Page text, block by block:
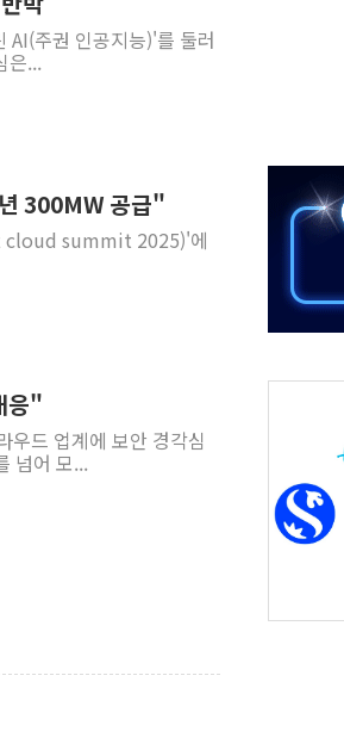
스탄, '공동방위협정' 체결… 수니파 국가들의
7250만원…써밋 클라비온 59㎡ 18억원대
진 지속, 강보합 마감...석유·가스주 올랐지
역대 최고치 경신…한낮 총수요 104.3GW 기
과 사우디 동시 공격… 위기 고조되는 또 다른
물들도 특별식으로 여름나기 [뉴스핌 줌인]
AI(주권 인공지능)'를 둘러
은...
300MW 공급"
cloud summit 2025)'에
응"
우드 업계에 보안 경각심
넘어 모...